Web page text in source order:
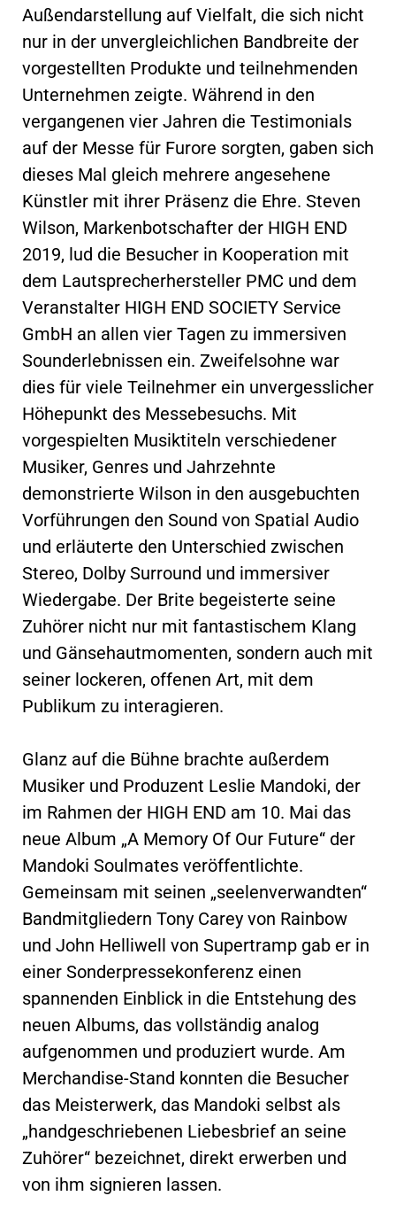
Außendarstellung auf Vielfalt, die sich nicht
nur in der unvergleichlichen Bandbreite der
vorgestellten Produkte und teilnehmenden
Unternehmen zeigte. Während in den
vergangenen vier Jahren die Testimonials
auf der Messe für Furore sorgten, gaben sich
dieses Mal gleich mehrere angesehene
Künstler mit ihrer Präsenz die Ehre. Steven
Wilson, Markenbotschafter der HIGH END
2019, lud die Besucher in Kooperation mit
dem Lautsprecherhersteller PMC und dem
Veranstalter HIGH END SOCIETY Service
GmbH an allen vier Tagen zu immersiven
Sounderlebnissen ein. Zweifelsohne war
dies für viele Teilnehmer ein unvergesslicher
Höhepunkt des Messebesuchs. Mit
vorgespielten Musiktiteln verschiedener
Musiker, Genres und Jahrzehnte
demonstrierte Wilson in den ausgebuchten
Vorführungen den Sound von Spatial Audio
und erläuterte den Unterschied zwischen
Stereo, Dolby Surround und immersiver
Wiedergabe. Der Brite begeisterte seine
Zuhörer nicht nur mit fantastischem Klang
und Gänsehautmomenten, sondern auch mit
seiner lockeren, offenen Art, mit dem
Publikum zu interagieren.
Glanz auf die Bühne brachte außerdem
Musiker und Produzent Leslie Mandoki, der
im Rahmen der HIGH END am 10. Mai das
neue Album „A Memory Of Our Future“ der
Mandoki Soulmates veröffentlichte.
Gemeinsam mit seinen „seelenverwandten“
Bandmitgliedern Tony Carey von Rainbow
und John Helliwell von Supertramp gab er in
einer Sonderpressekonferenz einen
spannenden Einblick in die Entstehung des
neuen Albums, das vollständig analog
aufgenommen und produziert wurde. Am
Merchandise-Stand konnten die Besucher
das Meisterwerk, das Mandoki selbst als
„handgeschriebenen Liebesbrief an seine
Zuhörer“ bezeichnet, direkt erwerben und
von ihm signieren lassen.